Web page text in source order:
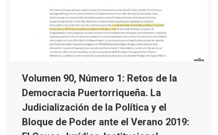
Volumen 90, Número 1: Retos de la
Democracia Puertorriqueña. La
Judicialización de la Política y el
Bloque de Poder ante el Verano 2019: